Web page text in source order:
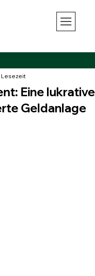
Eine lukrative
Geldanlage
Lesezeit